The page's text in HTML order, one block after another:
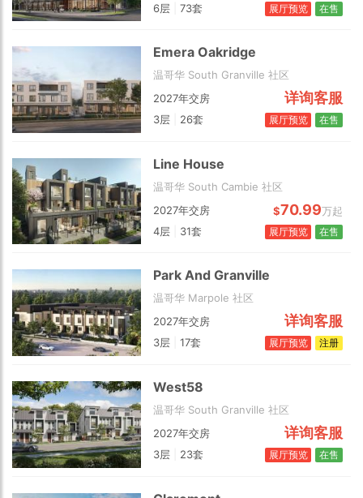
2 km
6层
73套 在售
展厅预览
Emera Oakridge
温哥华 South Granville 社区
2027年交房
详询客服
3层 26套 在售
展厅预览
Line House
温哥华 South Cambie 社区
2027年交房
$70.99万起
4层
31套 在售
展厅预览
Park And Granville
温哥华 Marpole 社区
2027年交房
详询客服
3层 17套 注册
展厅预览
West58
温哥华 South Granville 社区
2027年交房
详询客服
3层 23套 在售
展厅预览